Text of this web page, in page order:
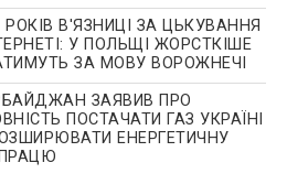
В'ЯЗНИЦІ ЗА ЦЬКУВАННЯ
У ПОЛЬЩІ ЖОРСТКІШЕ
ЗА МОВУ ВОРОЖНЕЧІ
ЗАЯВИВ ПРО
ПОСТАЧАТИ ГАЗ УКРАЇНІ
ЕНЕРГЕТИЧНУ